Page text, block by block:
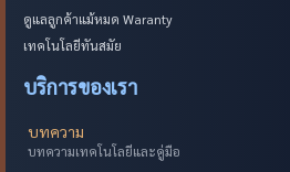
ดูแลลูกค้าแม้หมด Waranty
เทคโนโลยีทันสมัย
บริการของเรา
บทความ
บทความเทคโนโลยีและคู่มือ